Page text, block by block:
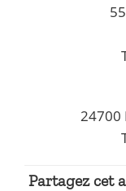
24700
Partagez cet